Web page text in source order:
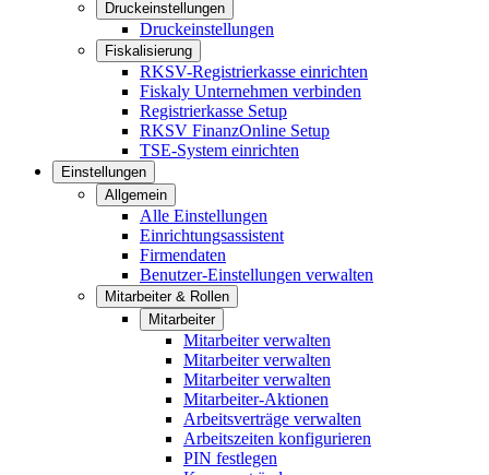
Druckeinstellungen
Druckeinstellungen
Fiskalisierung
RKSV-Registrierkasse einrichten
Fiskaly Unternehmen verbinden
Registrierkasse Setup
RKSV FinanzOnline Setup
TSE-System einrichten
Einstellungen
Allgemein
Alle Einstellungen
Einrichtungsassistent
Firmendaten
Benutzer-Einstellungen verwalten
Mitarbeiter & Rollen
Mitarbeiter
Mitarbeiter verwalten
Mitarbeiter verwalten
Mitarbeiter verwalten
Mitarbeiter-Aktionen
Arbeitsverträge verwalten
Arbeitszeiten konfigurieren
PIN festlegen